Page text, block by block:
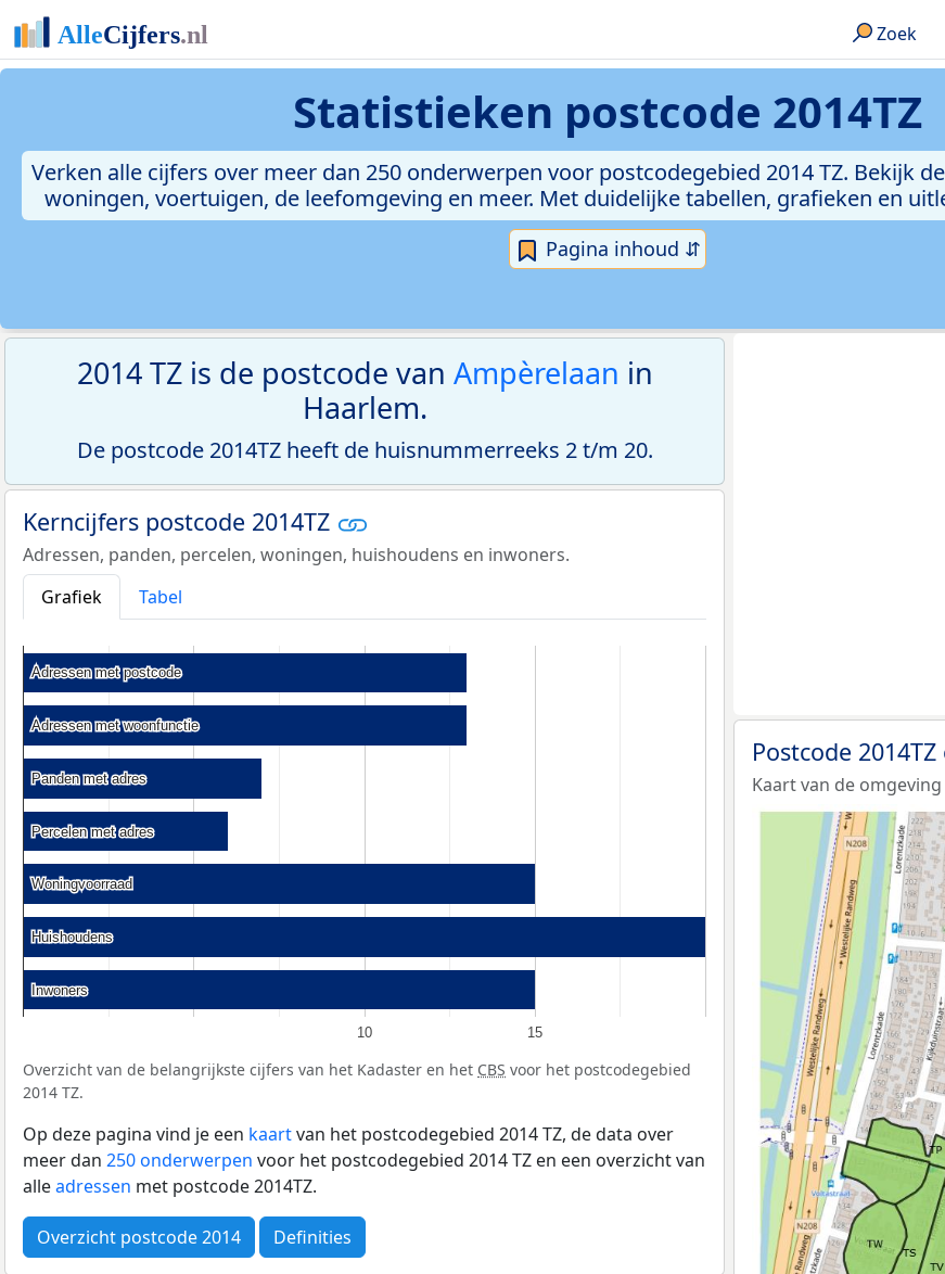
Zoek
Statistieken postcode 2014TZ
Verken alle cijfers over meer dan 250 onderwerpen voor postcodegebied 2014 TZ. Bekijk
woningen, voertuigen, de leefomgeving en meer. Met duidelijke tabellen, grafieken en
Pagina inhoud ⇵
2014 TZ is de postcode van Ampèrelaan in
Haarlem.
De postcode 2014TZ heeft de huisnummerreeks 2 t/m 20.
Kerncijfers postcode 2014TZ
Adressen, panden, percelen, woningen, huishoudens en inwoners.
Grafiek
Tabel
10 15
Adressen met postcode
Adressen met postcode
Adressen met woonfunctie
Adressen met woonfunctie
Panden met adres
Panden met adres
Percelen met adres
Percelen met adres
Woningvoorraad
Woningvoorraad
Huishoudens
Huishoudens
Inwoners
Inwoners
Overzicht van de belangrijkste cijfers van het Kadaster en het CBS voor het postcodegebied
2014 TZ.
Op deze pagina vind je een kaartvan het postcodegebied 2014 TZ, de data over
meer dan 250 onderwerpen voor het postcodegebied 2014 TZ en een overzicht van
alleadressen met postcode 2014TZ.
Overzicht postcode 2014 Definities
Postcode
Kaart van de